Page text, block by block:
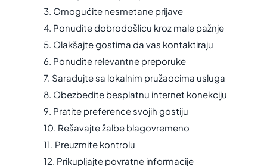
3. Omogućite nesmetane prijave
4. Ponudite dobrodošlicu kroz male pažnje
5. Olakšajte gostima da vas kontaktiraju
6. Ponudite relevantne preporuke
7. Sarađujte sa lokalnim pružaocima usluga
8. Obezbedite besplatnu internet konekciju
9. Pratite preference svojih gostiju
10. Rešavajte žalbe blagovremeno
11. Preuzmite kontrolu
12. Prikupljajte povratne informacije